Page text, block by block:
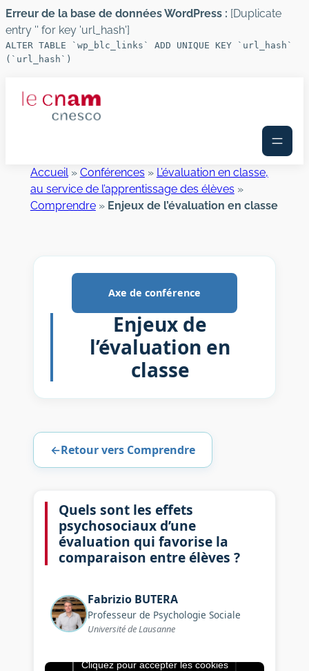
Erreur de la base de données WordPress : [Duplicate
entry '' for key 'url_hash']
ALTER TABLE `wp_blc_links` ADD UNIQUE KEY `url_hash`
(`url_hash`)
Accueil» Conférences» L’évaluation en classe,
au service de l’apprentissage des élèves »
Comprendre» Enjeux de l’évaluation en classe
Axe de conférence
Enjeux de
l’évaluation en
classe
←Retour vers Comprendre
Quels sont les effets
psychosociaux d’une
évaluation qui favorise la
comparaison entre élèves ?
Fabrizio BUTERA
Professeur de Psychologie Sociale
Université de Lausanne
Cliquez pour accepter les cookies